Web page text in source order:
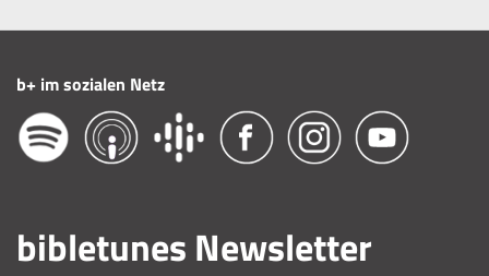
b+ im sozialen Netz
bibletunes Newsletter